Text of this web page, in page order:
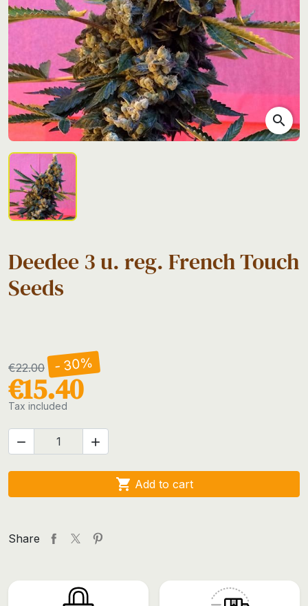
search
Deedee 3 u. reg. French Touch
Seeds
€22.00 - 30%
€15.40
Tax included
 
 Add to cart
Share